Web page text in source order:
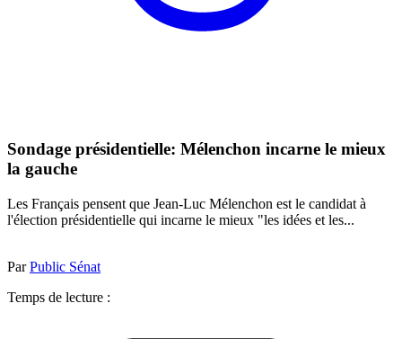
Sondage présidentielle: Mélenchon incarne le mieux
la gauche
Les Français pensent que Jean-Luc Mélenchon est le candidat à
l'élection présidentielle qui incarne le mieux "les idées et les...
ParPublic Sénat
Temps de lecture :